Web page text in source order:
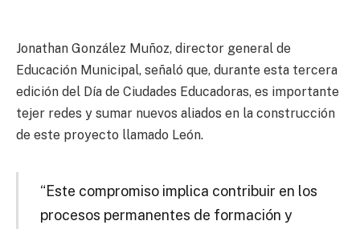
Jonathan González Muñoz, director general de
Educación Municipal, señaló que, durante esta tercera
edición del Día de Ciudades Educadoras, es importante
tejer redes y sumar nuevos aliados en la construcción
de este proyecto llamado León.
“Este compromiso implica contribuir en los
procesos permanentes de formación y